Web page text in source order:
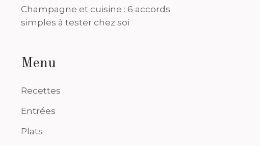
Champagne et cuisine : 6 accords
simples à tester chez soi
Menu
Recettes
Entrées
Plats